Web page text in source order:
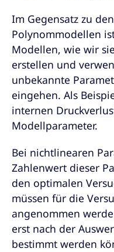
Im Gegensatz zu
Polynommodellen
Modellen, wie wir
erstellen und
unbekannte
eingehen. Als
internen
Modellparameter.
Bei nichtlinearen
Zahlenwert dieser
den optimalen
müssen für die
angenommen
erst nach der
bestimmt werden